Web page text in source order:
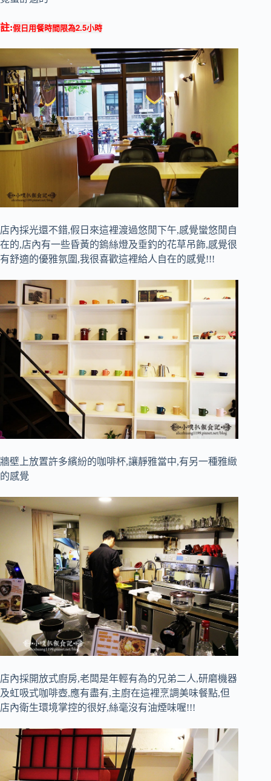
註:假日用餐時間限為2.5小時
店內採光還不錯,假日來這裡渡過悠閒下午,感覺蠻悠閒自
在的,店內有一些昏黃的鎢絲燈及垂釣的花草吊飾,感覺很
有舒適的優雅氛圍,我很喜歡這裡給人自在的感覺!!!
牆壁上放置許多繽紛的咖啡杯,讓靜雅當中,有另一種雅緻
的感覺
店內採開放式廚房,老闆是年輕有為的兄弟二人,研磨機器
及虹吸式咖啡壺,應有盡有,主廚在這裡烹調美味餐點,但
店內衛生環境掌控的很好,絲毫沒有油煙味喔!!!